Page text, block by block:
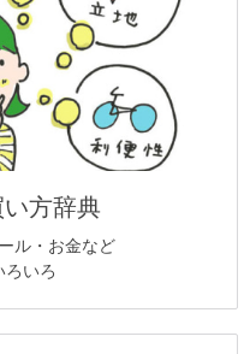
方辞典
ル・お金など
ろいろ